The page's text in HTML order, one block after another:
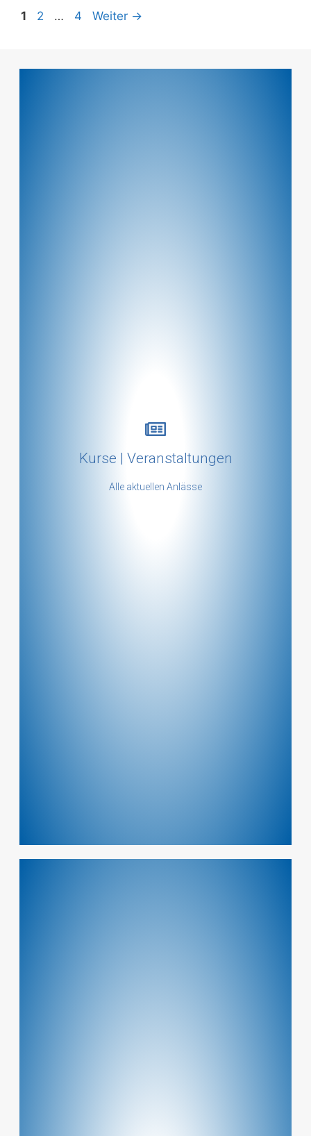
1 2 … 4 Weiter →
Kurse | Veranstaltungen
Alle aktuellen Anlässe
Kursübersicht